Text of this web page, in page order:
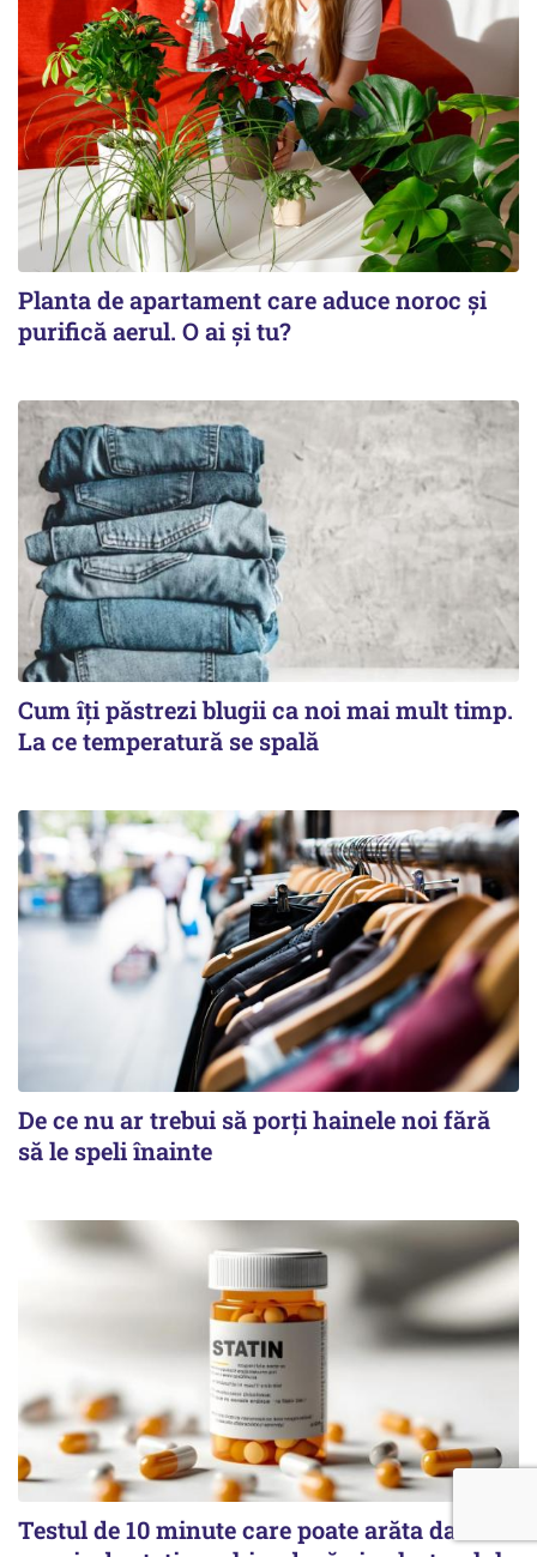
Planta de apartament care aduce noroc și
purifică aerul. O ai și tu?
Cum îți păstrezi blugii ca noi mai mult timp.
La ce temperatură se spală
De ce nu ar trebui să porți hainele noi fără
să le speli înainte
Testul de 10 minute care poate arăta dacă ai